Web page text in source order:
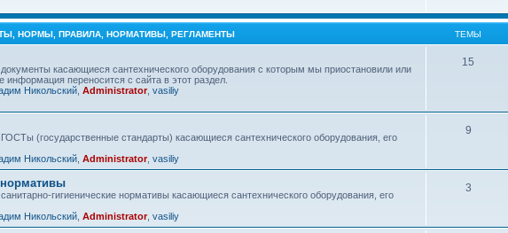
НОРМЫ, ПРАВИЛА, НОРМАТИВЫ, РЕГЛАМЕНТЫ ТЕМЫ
касающиеся сантехнического оборудования с которым мы приостановили или
информация переносится с сайта в этот раздел.
Никольский Administrator, vasiliy
15
(государственные стандарты) касающиеся сантехнического оборудования, его
Никольский Administrator, vasiliy
9
нормативы
гигиенические нормативы касающиеся сантехнического оборудования, его
Никольский Administrator, vasiliy
3